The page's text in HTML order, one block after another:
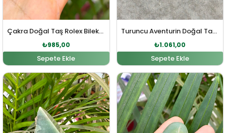
Çakra Doğal Taş Rolex Bileklik
₺985,00
Sepete Ekle
Turuncu Aventurin Doğal Taş Bileklik
₺1.061,00
Sepete Ekle
Orijinal fiyat: ₺1.822,00.
Şu andaki fiyat: ₺1.656,00.Orijinal fiyat: ₺152,00.
Şu andaki